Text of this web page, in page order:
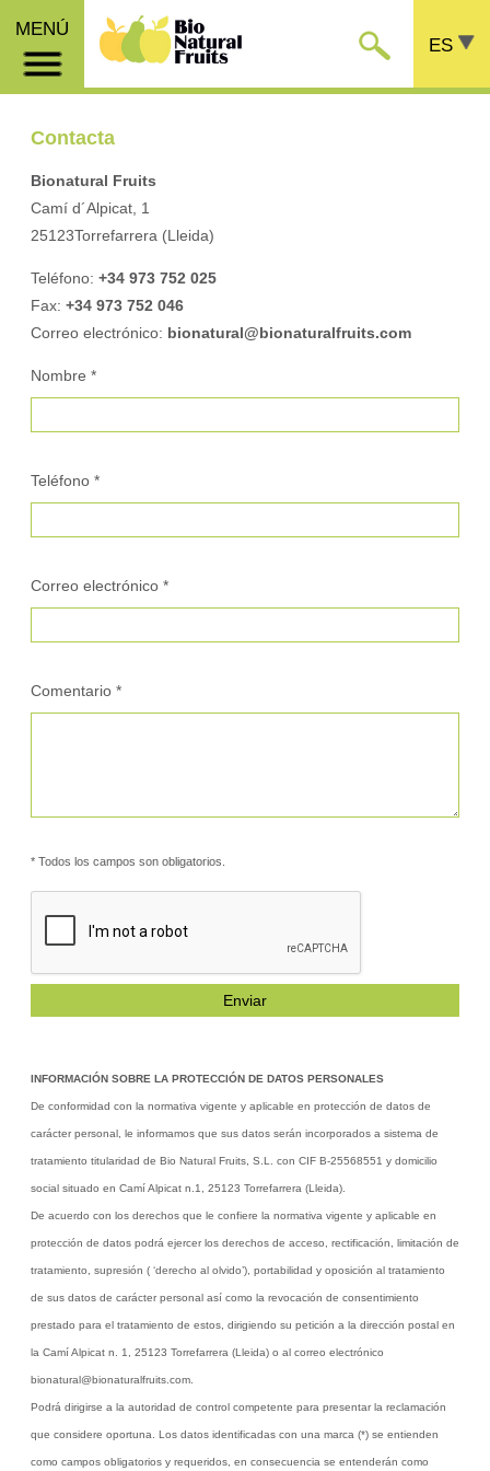
MENÚ
ES
Contacta
Bionatural Fruits
Camí d´Alpicat, 1
25123Torrefarrera (Lleida)
Teléfono: +34 973 752 025
Fax: +34 973 752 046
Correo electrónico: bionatural@bionaturalfruits.com
Nombre *
Teléfono *
Correo electrónico *
Comentario *
* Todos los campos son obligatorios.
INFORMACIÓN SOBRE LA PROTECCIÓN DE DATOS PERSONALES
De conformidad con la normativa vigente y aplicable en protección de datos de
carácter personal, le informamos que sus datos serán incorporados a sistema de
tratamiento titularidad de Bio Natural Fruits, S.L. con CIF B-25568551 y domicilio
social situado en Camí Alpicat n.1, 25123 Torrefarrera (Lleida).
De acuerdo con los derechos que le confiere la normativa vigente y aplicable en
protección de datos podrá ejercer los derechos de acceso, rectificación, limitación de
tratamiento, supresión ( ‘derecho al olvido’), portabilidad y oposición al tratamiento
de sus datos de carácter personal así como la revocación de consentimiento
prestado para el tratamiento de estos, dirigiendo su petición a la dirección postal en
la Camí Alpicat n. 1, 25123 Torrefarrera (Lleida) o al correo electrónico
bionatural@bionaturalfruits.com.
Podrá dirigirse a la autoridad de control competente para presentar la reclamación
que considere oportuna. Los datos identificadas con una marca (*) se entienden
como campos obligatorios y requeridos, en consecuencia se entenderán como